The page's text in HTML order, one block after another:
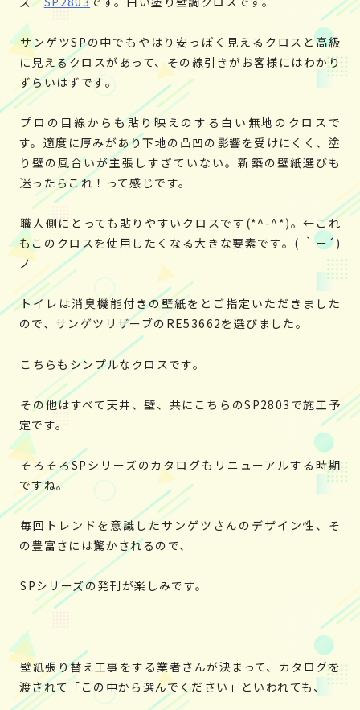
サンゲツSPの中でもやはり安っぽく見えるクロスと高級
に見えるクロスがあって、その線引きがお客様にはわかり
ずらいはずです。
プロの目線からも貼り映えのする白い無地のクロスで
す。適度に厚みがあり下地の凸凹の影響を受けにくく、塗
り壁の風合いが主張しすぎていない。新築の壁紙選びも
迷ったらこれ！って感じです。
職人側にとっても貼りやすいクロスです(*^-^*)。←これ
もこのクロスを使用したくなる大きな要素です。( ｀ー´)
ノ
トイレは消臭機能付きの壁紙をとご指定いただきました
ので、サンゲツリザーブのRE53662を選びました。
こちらもシンプルなクロスです。
その他はすべて天井、壁、共にこちらのSP2803で施工予
定です。
そろそろSPシリーズのカタログもリニューアルする時期
ですね。
毎回トレンドを意識したサンゲツさんのデザイン性、そ
の豊富さには驚かされるので、
SPシリーズの発刊が楽しみです。
壁紙張り替え工事をする業者さんが決まって、カタログを
渡されて「この中から選んでください」といわれても、